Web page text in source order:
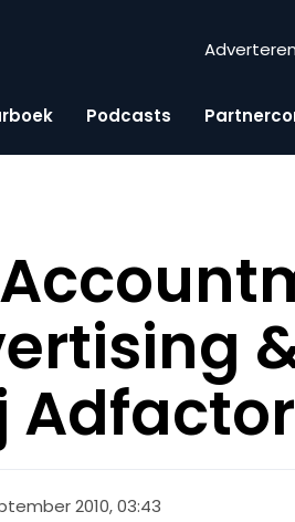
Adverteren
Podcasts
Adfactor
2010, 03:43